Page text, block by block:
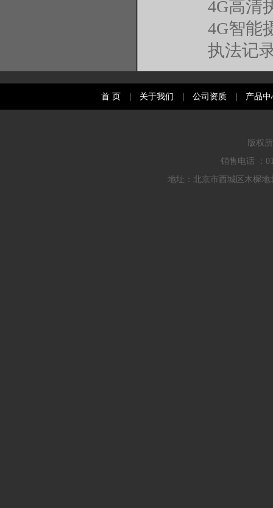
4G高清
4G智能
执法记
首 页 关于我们 公司资质 产品中
版权
销售电话 ：
地址：北京市西城区木樨地